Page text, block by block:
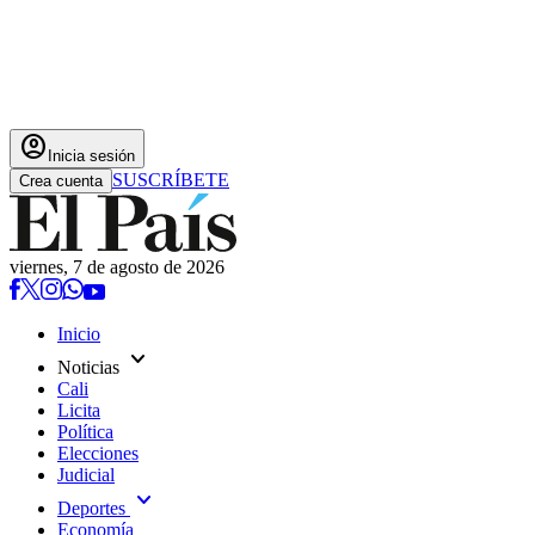
account_circle Inicia sesión
Crea cuenta SUSCRÍBETE
viernes, 7 de agosto de 2026
Inicio
Noticias expand_more
Cali
Licita
Política
Elecciones
Judicial
Deportes expand_more
Economía